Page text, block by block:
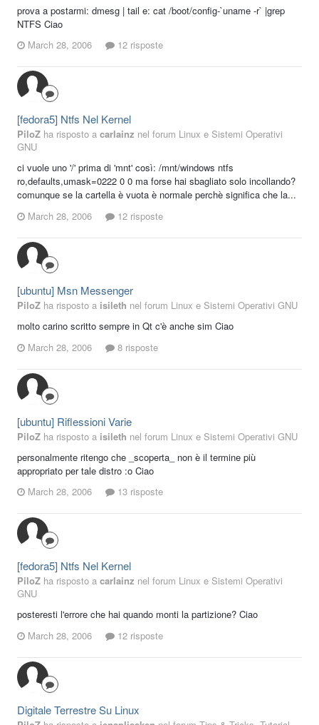
prova a postarmi: dmesg | tail e: cat /boot/config-`uname -r` |grep
NTFS Ciao
March 28, 2006
12 risposte
[fedora5] Ntfs Nel Kernel
PiloZ ha risposto a carlainz nel forum Linux e Sistemi Operativi
GNU
ci vuole uno '/' prima di 'mnt' così: /mnt/windows ntfs
ro,defaults,umask=0222 0 0 ma forse hai sbagliato solo incollando?
comunque se la cartella è vuota è normale perchè significa che la...
March 28, 2006
12 risposte
[ubuntu] Msn Messenger
PiloZ ha risposto a isileth nel forum Linux e Sistemi Operativi GNU
molto carino scritto sempre in Qt c'è anche sim Ciao
March 28, 2006
8 risposte
[ubuntu] Riflessioni Varie
PiloZ ha risposto a isileth nel forum Linux e Sistemi Operativi GNU
personalmente ritengo che _scoperta_ non è il termine più
appropriato per tale distro :o Ciao
March 28, 2006
13 risposte
[fedora5] Ntfs Nel Kernel
PiloZ ha risposto a carlainz nel forum Linux e Sistemi Operativi
GNU
posteresti l'errore che hai quando monti la partizione? Ciao
March 28, 2006
12 risposte
Digitale Terrestre Su Linux